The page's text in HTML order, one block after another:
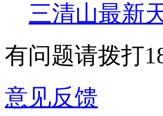
三清山最新
有问题请拨打
意见反馈